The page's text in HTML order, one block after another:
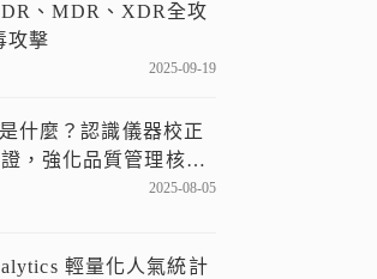
、MDR、XDR全攻
攻擊
2025-09-19
什麼？認識儀器校正
，強化品質管理核
2025-08-05
輕量化人氣統計